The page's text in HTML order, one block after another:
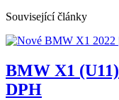
Související články
BMW X1
DPH